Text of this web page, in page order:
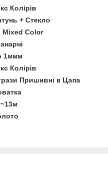
Колірів
+ Стекло
Mixed Color
1ммм
Колірів
Пришивні в Цапа